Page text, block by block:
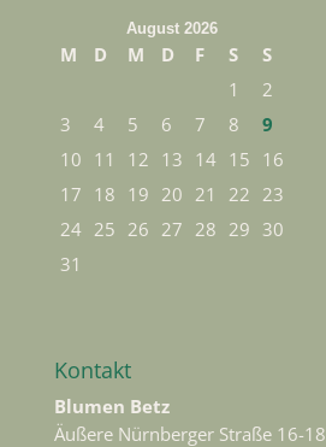
August 2026
M D M D F S
S
1
2
3
4 5 6 7 8
9
10 11 12 13 14 15 16
17 18 19 20 21 22
23
24 25 26 27 28 29 30
31
Kontakt
Blumen Betz
Äußere Nürnberger Straße 16-18